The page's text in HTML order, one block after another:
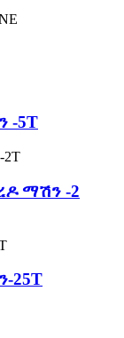
-5T
ማሽን -2
25T